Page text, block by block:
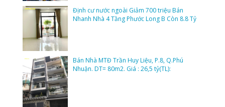
Định cư nước ngoài Giảm 700 triệu Bán
Nhanh Nhà 4 Tầng Phước Long B Còn 8.8 Tỷ
Bán Nhà MTĐ Trần Huy Liệu, P.8, Q.Phú
Nhuận. DT= 80m2. Giá : 26,5 tỷ(TL):